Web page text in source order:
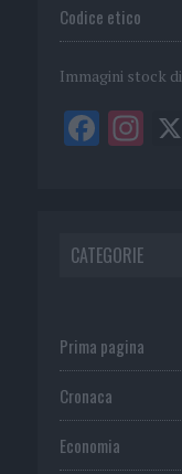
Codice etico
Immagini stock di
CATEGORIE
Prima pagina
Cronaca
Economia